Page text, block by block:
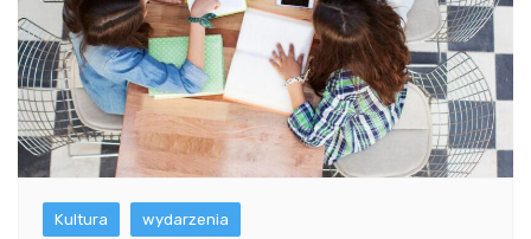
Kultura wydarzenia